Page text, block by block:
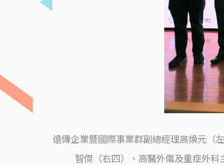
遠傳企業暨國際事業群副總經理高煥元（
智傑（右四）、高醫外傷及重症外